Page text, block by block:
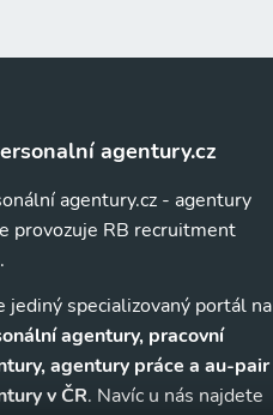
agentury.cz
agentury.cz - agentury
provozuje RB recruitment
jediný specializovaný portál na
agentury, pracovní
agentury práce a au-pair
v ČR. Navíc u nás najdete